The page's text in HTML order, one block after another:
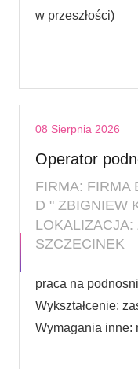
w przeszłości)
08 Sierpnia 2026
Operator
FIRMA: FIRMA
D " ZBIGNIEW
SZCZECINEK
praca na
Wykształcenie:
Wymagania inne: